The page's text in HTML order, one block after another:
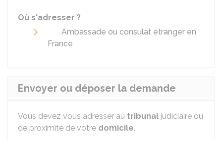
Où s'adresser ?
Ambassade ou consulat étranger en
France
Envoyer ou déposer la demande
Vous devez vous adresser au tribunal judiciaire ou
de proximité de votre domicile.